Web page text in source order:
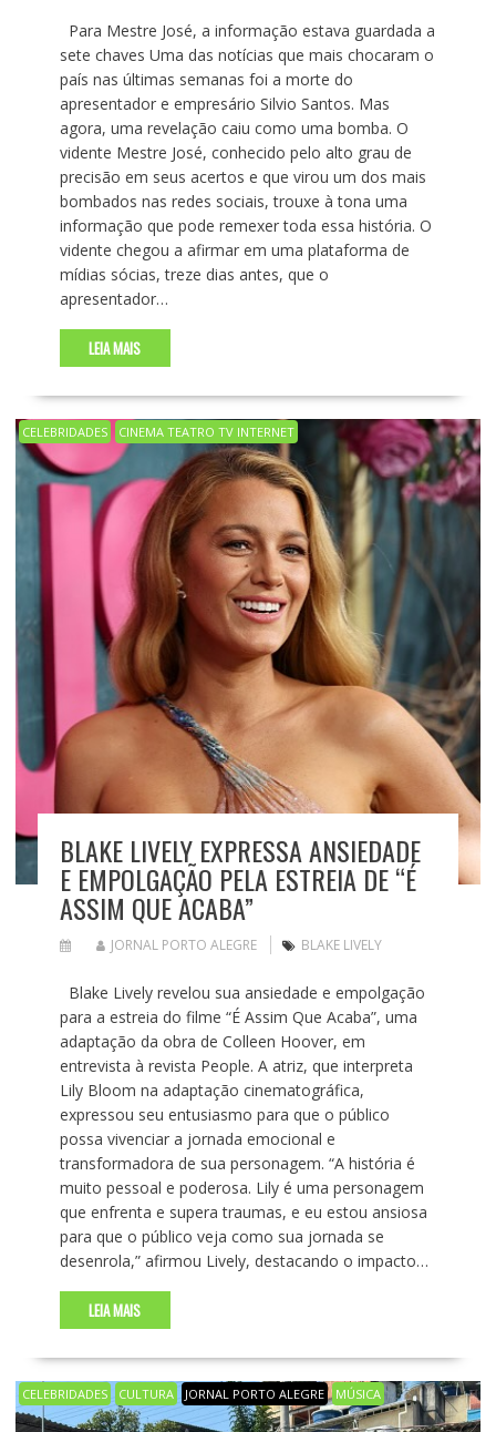
Para Mestre José, a informação estava guardada a
sete chaves Uma das notícias que mais chocaram o
país nas últimas semanas foi a morte do
apresentador e empresário Silvio Santos. Mas
agora, uma revelação caiu como uma bomba. O
vidente Mestre José, conhecido pelo alto grau de
precisão em seus acertos e que virou um dos mais
bombados nas redes sociais, trouxe à tona uma
informação que pode remexer toda essa história. O
vidente chegou a afirmar em uma plataforma de
mídias sócias, treze dias antes, que o
apresentador…
LEIA MAIS
CELEBRIDADES CINEMA TEATRO TV INTERNET
BLAKE LIVELY EXPRESSA ANSIEDADE
E EMPOLGAÇÃO PELA ESTREIA DE “É
ASSIM QUE ACABA”
JORNAL PORTO ALEGRE BLAKE LIVELY
Blake Lively revelou sua ansiedade e empolgação
para a estreia do filme “É Assim Que Acaba”, uma
adaptação da obra de Colleen Hoover, em
entrevista à revista People. A atriz, que interpreta
Lily Bloom na adaptação cinematográfica,
expressou seu entusiasmo para que o público
possa vivenciar a jornada emocional e
transformadora de sua personagem. “A história é
muito pessoal e poderosa. Lily é uma personagem
que enfrenta e supera traumas, e eu estou ansiosa
para que o público veja como sua jornada se
desenrola,” afirmou Lively, destacando o impacto…
LEIA MAIS
CELEBRIDADES CULTURA JORNAL PORTO ALEGRE MÚSICA